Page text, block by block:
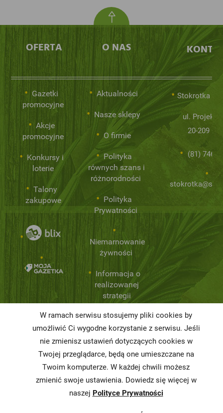
OFERTA
Gazetki
promocyjne
Akcje
promocyjne
Konkursy i
loterie
Talony
zakupowe
O NAS
Aktualności
Nasze sklepy
O firmie
Polityka
równych szans i
różnorodności
Polityka
Prywatności
Niemarnowanie
żywności
Informacja o
realizowanej
strategii
podatkowej
Karty
charakterystyki
Butelkomaty
Stokrotka
ul.
20-209
(81) 746
W ramach serwisu stosujemy pliki cookies by
umożliwić Ci wygodne korzystanie z serwisu. Jeśli
nie zmienisz ustawień dotyczących cookies w
Twojej przeglądarce, będą one umieszczane na
Twoim komputerze. W każdej chwili możesz
zmienić swoje ustawienia. Dowiedz się więcej w
naszej Polityce Prywatności